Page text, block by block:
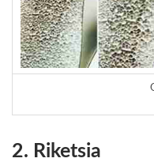
2. Riketsia